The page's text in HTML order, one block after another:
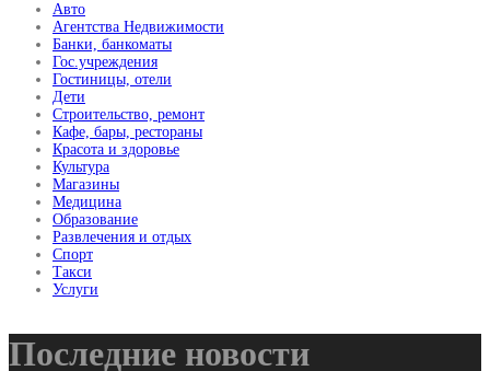
Авто
Агентства Недвижимости
Банки, банкоматы
Гос.учреждения
Гостиницы, отели
Дети
Строительство, ремонт
Кафе, бары, рестораны
Красота и здоровье
Культура
Магазины
Медицина
Образование
Развлечения и отдых
Спорт
Такси
Услуги
Последние новости